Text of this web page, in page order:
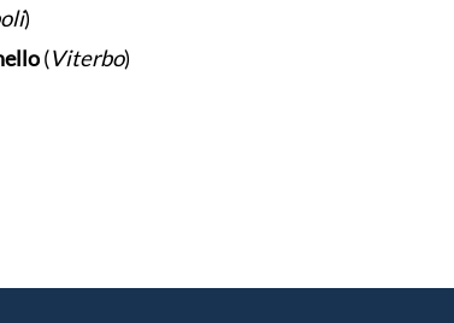
)
(Viterbo)